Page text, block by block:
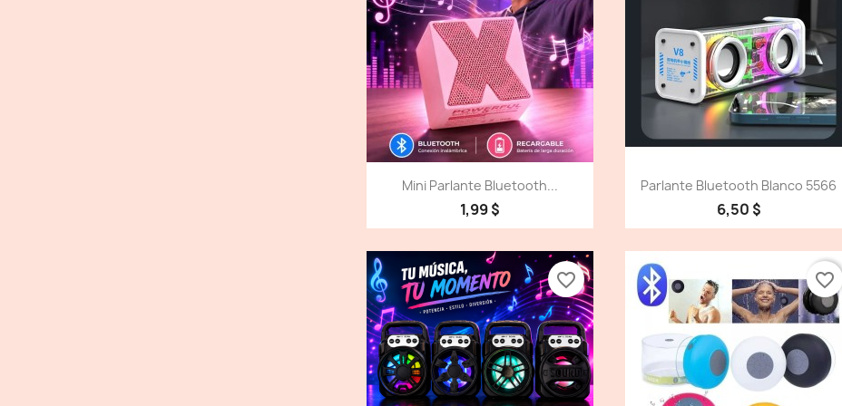
Vista detallada
Mini Parlante Bluetooth...
1,99 $
 Vista detallada
Parlante Bluetooth Blanco 5566
6,50 $
favorite_border favorite_border